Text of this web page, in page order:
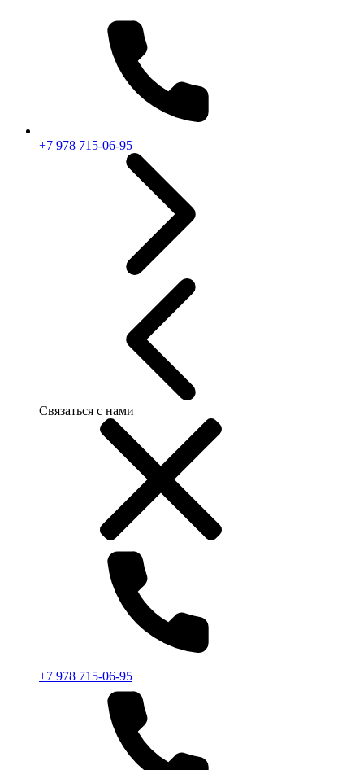
+7 978 715-06-95
Связаться с нами
+7 978 715-06-95